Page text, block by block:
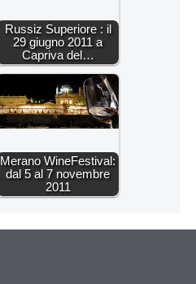
Russiz Superiore : il
29 giugno 2011 a
Capriva del…
Merano WineFestival:
dal 5 al 7 novembre
2011